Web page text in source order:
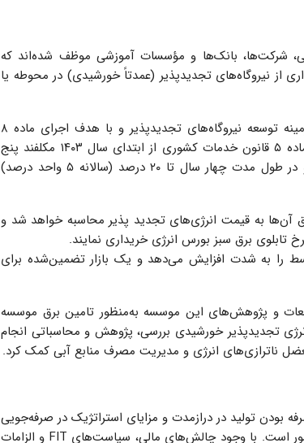
شرکت‌ها، بانک‌ها و مؤسسات آموزشی موظف شده‌اند که
از نیروگاه‌های تجدیدپذیر (عمدتاً خورشیدی) در محوطه یا
طبق این مصوبه و در راستای اجرای وظایف قانونی وزارت نیرو در زمینه توسعه نیروگاه‌های تجدیدپذیر و با هدف اجرای ماده ۸
مصوبات شورای عالی انرژی کشور، همه دستگاه‌های اجراییِ موضوع ماده ۵ قانون خدمات کشوری از ابتدای سال ۱۴۰۳ مکلفند پنج
درصد از برق مصرفی خود را از طریق انرژی‌های تجدیدپذیر، تامین و در طول مدت چهار سال تا ۲۰ درصد (سالانه ۵ واحد درصد)
آن‌ها به قیمت انرژی‌های تجدید پذیر محاسبه خواهد شد و
تابلوی برق سبز بورس انرژی خریداری نمایند.
را به شدت افزایش می‌دهد و یک بازار تضمین‌شده برای
و پژوهش‌های این موسسه به‌منظور تامین برق موسسه
تجدیدپذیر خورشیدی بررسی، پژوهش و محاسباتی انجام
ناترازی‌های انرژی و مدیریت مصرف منابع آبی کمک کرد.
بودن تولید در درازمدت و مزایای استراتژیک در صرفه‌جویی
آب و کاهش آلودگی، ستون اصلی توسعه انرژی‌های تجدیدپذیر در کشور است. با وجود چالش‌های مالی، سیاست‌های FIT و الزامات